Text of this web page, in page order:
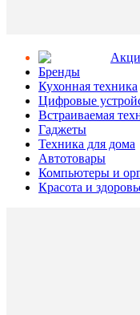
Бренды
Кухонная техника
Цифровые
Встраиваемая
Гаджеты
Техника для дома
Автотовары
Компьютеры и
Красота и